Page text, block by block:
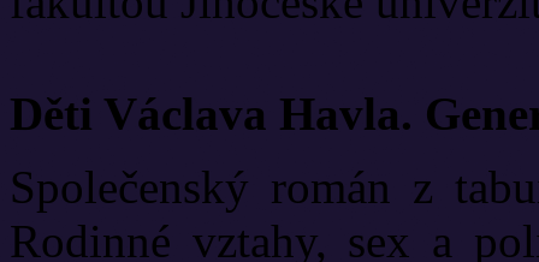
Děti Václava Havla.
Společenský román z
Rodinné vztahy, sex a